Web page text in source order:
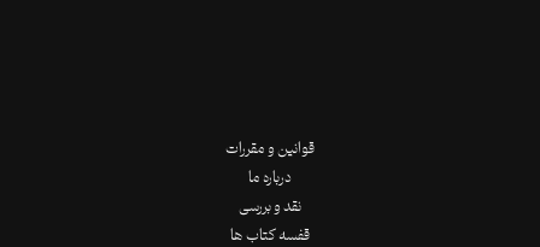
قوانین و مقررات
درباره ما
نقد و بررسی
قفسه کتاب ها